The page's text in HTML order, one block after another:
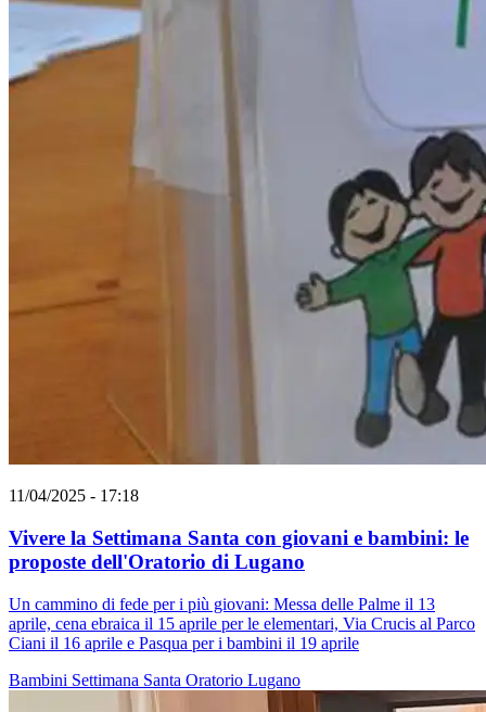
11/04/2025 - 17:18
Vivere la Settimana Santa con giovani e bambini: le
proposte dell'Oratorio di Lugano
Un cammino di fede per i più giovani: Messa delle Palme il 13
aprile, cena ebraica il 15 aprile per le elementari, Via Crucis al Parco
Ciani il 16 aprile e Pasqua per i bambini il 19 aprile
Bambini Settimana Santa Oratorio Lugano